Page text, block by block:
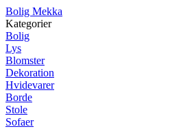
Bolig Mekka
Kategorier
Bolig
Lys
Blomster
Dekoration
Hvidevarer
Borde
Stole
Sofaer